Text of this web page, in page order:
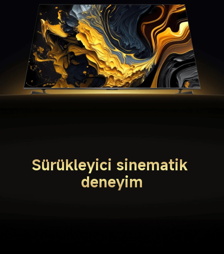
Sürükleyici sinematik
deneyim